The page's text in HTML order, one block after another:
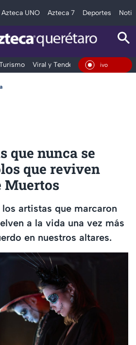
Azteca UNO Azteca 7 Deportes
Viral y Tendencia Clima En
que nunca se
que reviven
Muertos
artistas que marcaron
a la vida una vez más
en nuestros altares.